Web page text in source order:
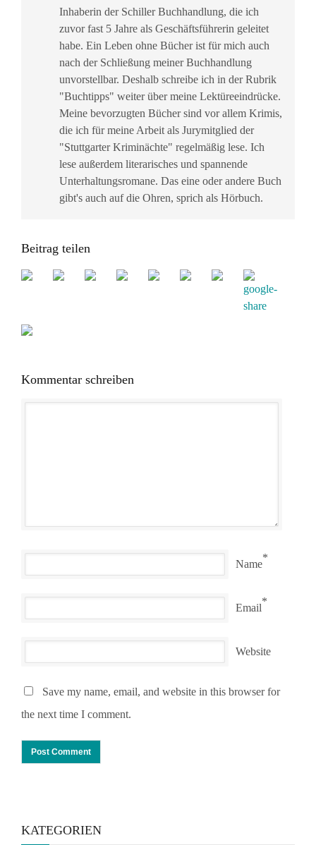
Inhaberin der Schiller Buchhandlung, die ich
zuvor fast 5 Jahre als Geschäftsführerin geleitet
habe. Ein Leben ohne Bücher ist für mich auch
nach der Schließung meiner Buchhandlung
unvorstellbar. Deshalb schreibe ich in der Rubrik
"Buchtipps" weiter über meine Lektüreeindrücke.
Meine bevorzugten Bücher sind vor allem Krimis,
die ich für meine Arbeit als Jurymitglied der
"Stuttgarter Kriminächte" regelmäßig lese. Ich
lese außerdem literarisches und spannende
Unterhaltungsromane. Das eine oder andere Buch
gibt's auch auf die Ohren, sprich als Hörbuch.
Beitrag teilen
Kommentar schreiben
Name
*
Email
*
Website
Save my name, email, and website in this browser for
the next time I comment.
KATEGORIEN